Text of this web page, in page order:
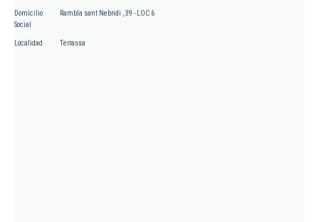
Domicilio
Social
Rambla sant Nebridi , 39 - LOC 6
Localidad Terrassa